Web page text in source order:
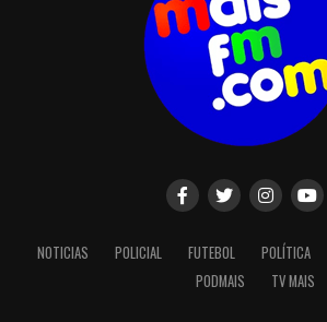
NOTICIAS POLICIAL FUTEBOL POLÍTICA
PODMAIS
TV MAIS